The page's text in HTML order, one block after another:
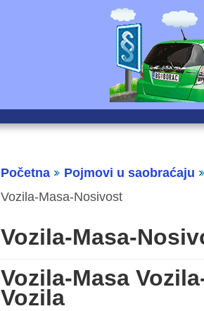
Početna
Pojmovi u saobraćaju
Vozila-Masa-Nosivost
Vozila-Masa-
Vozila-Masa
Vozila